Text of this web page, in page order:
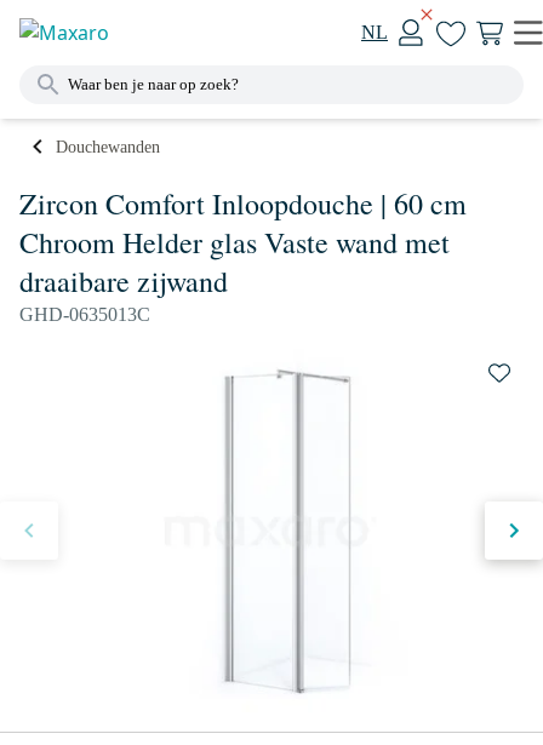
NL
Douchewanden
Zircon Comfort Inloopdouche | 60 cm
Chroom Helder glas Vaste wand met
draaibare zijwand
GHD-0635013C